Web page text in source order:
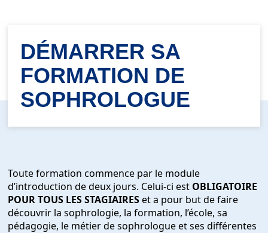
DÉMARRER SA
FORMATION DE
SOPHROLOGUE
Toute formation commence par le module
d’introduction de deux jours. Celui-ci est OBLIGATOIRE
POUR TOUS LES STAGIAIRESet a pour but de faire
découvrir la sophrologie, la formation, l’école, sa
pédagogie, le métier de sophrologue et ses différentes